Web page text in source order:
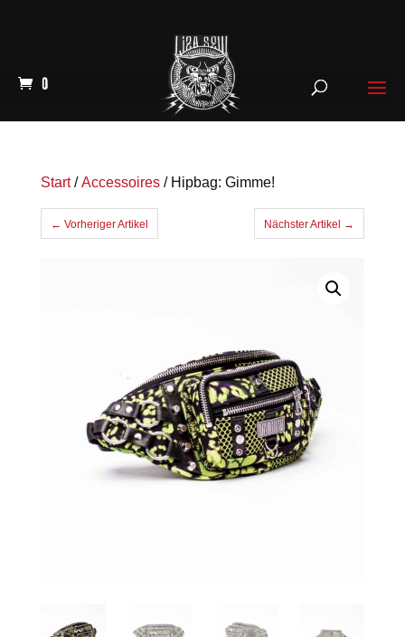
0
Start/Accessoires/ Hipbag: Gimme!
← Vorheriger Artikel Nächster Artikel →